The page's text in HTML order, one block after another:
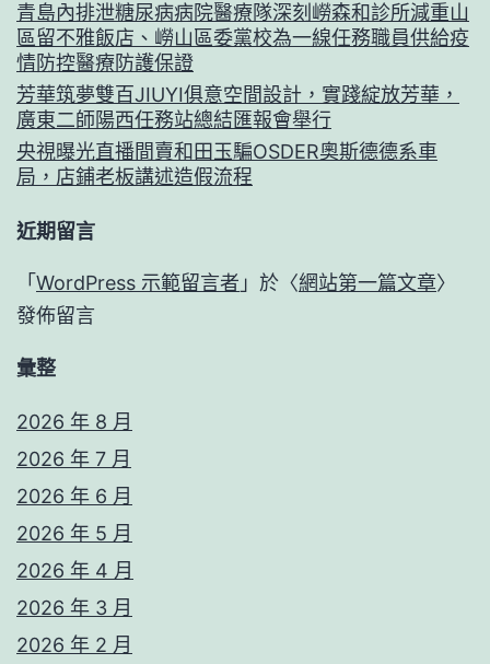
青島內排泄糖尿病病院醫療隊深刻嶗森和診所減重山
區留不雅飯店、嶗山區委黨校為一線任務職員供給疫
情防控醫療防護保證
芳華筑夢雙百JIUYI俱意空間設計，實踐綻放芳華，
廣東二師陽西任務站總結匯報會舉行
央視曝光直播間賣和田玉騙OSDER奧斯德德系車
局，店鋪老板講述造假流程
近期留言
「 WordPress 示範留言者 」於〈網站第一篇文章〉
發佈留言
彙整
2026 年 8 月
2026 年 7 月
2026 年 6 月
2026 年 5 月
2026 年 4 月
2026 年 3 月
2026 年 2 月